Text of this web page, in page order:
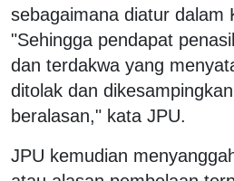
sebagaimana diatur dalam
"Sehingga pendapat
dan terdakwa yang
ditolak dan
beralasan," kata JPU.
JPU kemudian